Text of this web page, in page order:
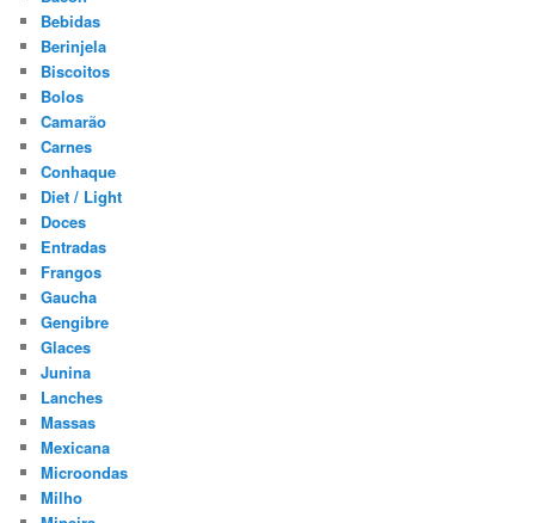
Bebidas
Berinjela
Biscoitos
Bolos
Camarão
Carnes
Conhaque
Diet / Light
Doces
Entradas
Frangos
Gaucha
Gengibre
Glaces
Junina
Lanches
Massas
Mexicana
Microondas
Milho